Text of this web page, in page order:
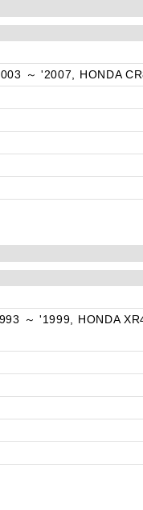
～ '2007, HONDA
～ '1999, HONDA